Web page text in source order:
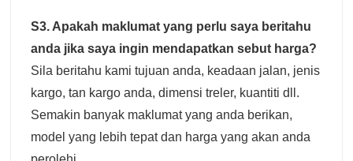
S3. Apakah maklumat yang perlu saya beritahu
anda jika saya ingin mendapatkan sebut harga?
Sila beritahu kami tujuan anda, keadaan jalan, jenis
kargo, tan kargo anda, dimensi treler, kuantiti dll.
Semakin banyak maklumat yang anda berikan,
model yang lebih tepat dan harga yang akan anda